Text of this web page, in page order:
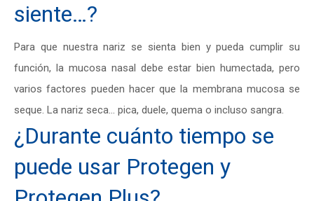
siente…?
Para que nuestra nariz se sienta bien y pueda cumplir su
función, la mucosa nasal debe estar bien humectada, pero
varios factores pueden hacer que la membrana mucosa se
seque. La nariz seca… pica, duele, quema o incluso sangra.
¿Durante cuánto tiempo se
puede usar Protegen y